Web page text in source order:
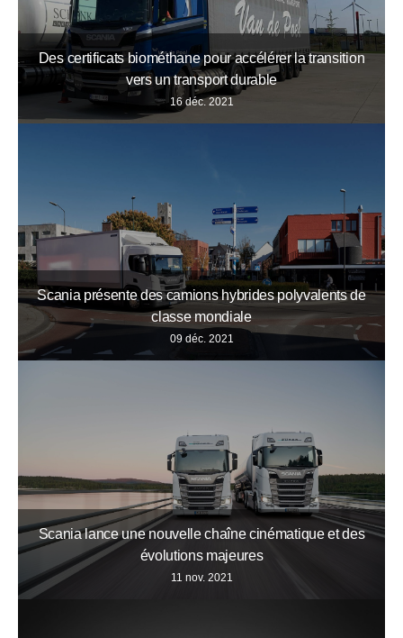
Des certificats biométhane pour accélérer la transition
vers un transport durable
16 déc. 2021
Scania présente des camions hybrides polyvalents de
classe mondiale
09 déc. 2021
Scania lance une nouvelle chaîne cinématique et des
évolutions majeures
11 nov. 2021